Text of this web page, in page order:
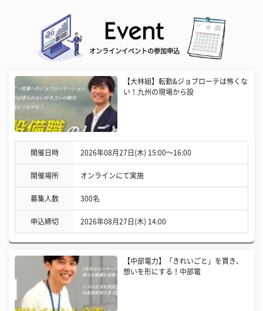
オンラインイベントの参加申込
【大林組】転勤&ジョブローテは怖くな
い！九州の現場から設
開催日時 2026年08月27日(木) 15:00〜16:00
開催場所 オンラインにて実施
募集人数 300名
申込締切 2026年08月27日(木) 14:00
【中部電力】「きれいごと」を貫き、
想いを形にする！中部電